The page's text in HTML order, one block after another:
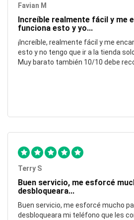
Favian M
Increíble realmente fácil y me
funciona esto y yo...
¡Increíble, realmente fácil y me
esto y no tengo que ir a la tienda
Muy barato también 10/10 debe
Terry S
Buen servicio, me esforcé
desbloqueara...
Buen servicio, me esforcé mucho
desbloqueara mi teléfono que les